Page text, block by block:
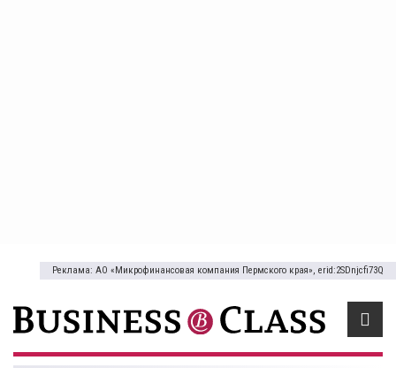
Реклама: АО «Микрофинансовая компания Пермского края», erid:2SDnjcfi73Q